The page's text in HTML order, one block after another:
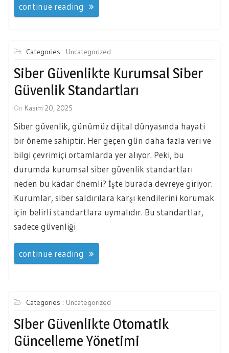
continue reading
Categories : Uncategorized
Siber Güvenlikte Kurumsal Siber
Güvenlik Standartları
On Kasım 20, 2025
Siber güvenlik, günümüz dijital dünyasında hayati
bir öneme sahiptir. Her geçen gün daha fazla veri ve
bilgi çevrimiçi ortamlarda yer alıyor. Peki, bu
durumda kurumsal siber güvenlik standartları
neden bu kadar önemli? İşte burada devreye giriyor.
Kurumlar, siber saldırılara karşı kendilerini korumak
için belirli standartlara uymalıdır. Bu standartlar,
sadece güvenliği
continue reading
Categories : Uncategorized
Siber Güvenlikte Otomatik
Güncelleme Yönetimi